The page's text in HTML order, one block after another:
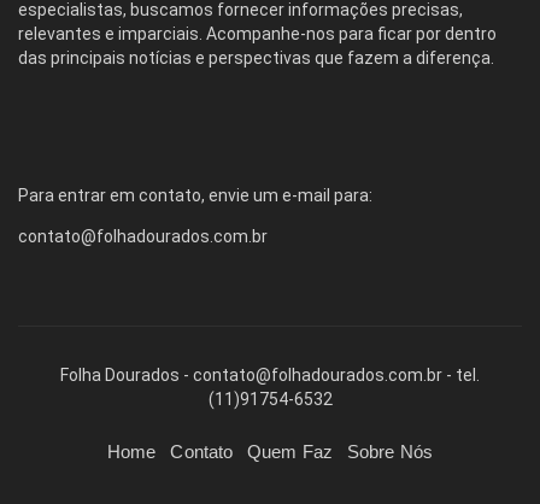
especialistas, buscamos fornecer informações precisas,
relevantes e imparciais. Acompanhe-nos para ficar por dentro
das principais notícias e perspectivas que fazem a diferença.
Para entrar em contato, envie um e-mail para:
contato@folhadourados.com.br
Folha Dourados - contato@folhadourados.com.br - tel.
(11)91754-6532
Home Contato Quem Faz Sobre Nós